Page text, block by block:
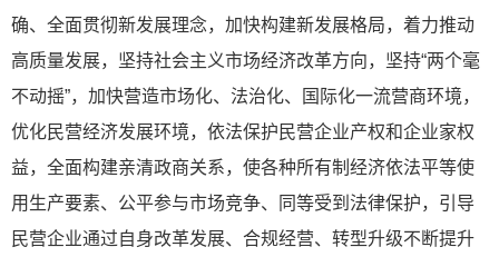
确、全面贯彻新发展理念，加快构建新发展格局，着力推动
高质量发展，坚持社会主义市场经济改革方向，坚持“两个毫
不动摇”，加快营造市场化、法治化、国际化一流营商环境，
优化民营经济发展环境，依法保护民营企业产权和企业家权
益，全面构建亲清政商关系，使各种所有制经济依法平等使
用生产要素、公平参与市场竞争、同等受到法律保护，引导
民营企业通过自身改革发展、合规经营、转型升级不断提升